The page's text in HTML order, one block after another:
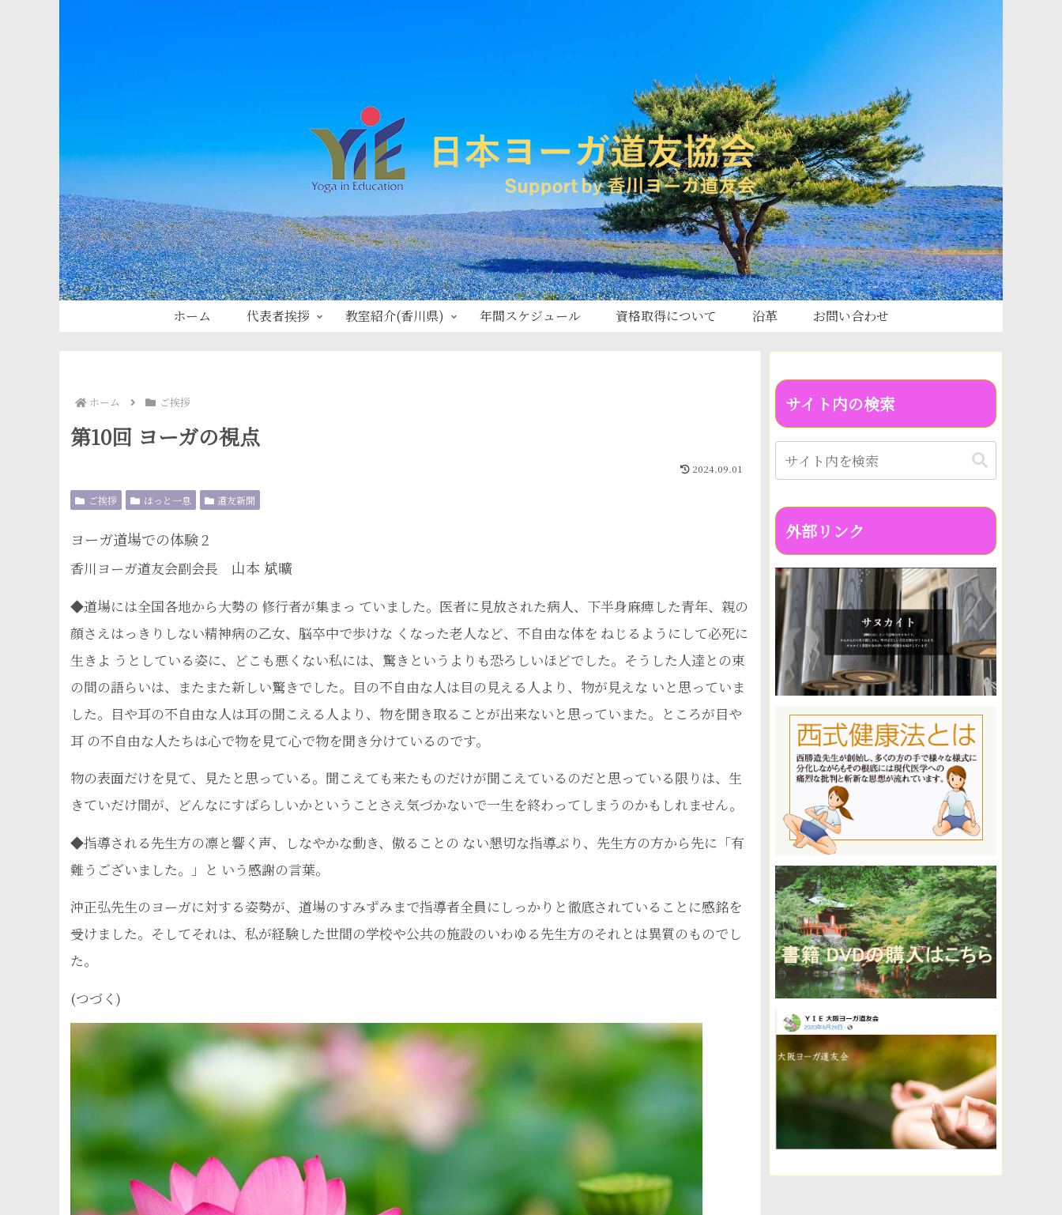
ホーム 代表者挨拶 教室紹介(香川県) 年間スケジュール 資格取得について 沿革 お問い合わせ
ホーム ご挨拶
第10回 ヨーガの視点
2024.09.01
ご挨拶 ほっと一息 道友新聞
ヨーガ道場での体験２
香川ヨーガ道友会副会長 山本 斌曠
◆道場には全国各地から大勢の 修行者が集まっ ていました。医者に見放された病人、下半身麻痺した青年、親の
顔さえはっきりしない精神病の乙女、脳卒中で歩けな くなった老人など、不自由な体を ねじるようにして必死に
生きよ うとしている姿に、どこも悪くない私には、驚きというよりも恐ろしいほどでした。そうした人達との束
の間の語らいは、またまた新しい驚きでした。目の不自由な人は目の見える人より、物が見えな いと思っていま
した。目や耳の不自由な人は耳の聞こえる人より、物を聞き取ることが出来ないと思っていまた。ところが目や
耳 の不自由な人たちは心で物を見て心で物を聞き分けているのです。
物の表面だけを見て、見たと思っている。聞こえても来たものだけが聞こえているのだと思っている限りは、生
きていだけ間が、どんなにすばらしいかということさえ気づかないで一生を終わってしまうのかもしれません。
◆指導される先生方の凛と響く声、しなやかな動き、傲ることの ない懇切な指導ぶり、先生方の方から先に「有
難うございました。」と いう感謝の言葉。
沖正弘先生のヨーガに対する姿勢が、道場のすみずみまで指導者全員にしっかりと徹底されていることに感銘を
受けました。そしてそれは、私が経験した世間の学校や公共の施設のいわゆる先生方のそれとは異質のものでし
た。
(つづく)
サイト内の検索
外部リンク